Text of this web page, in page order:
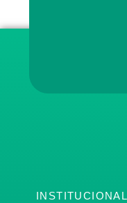
INSTITUCIONAL